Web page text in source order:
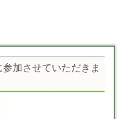
加させていただきま